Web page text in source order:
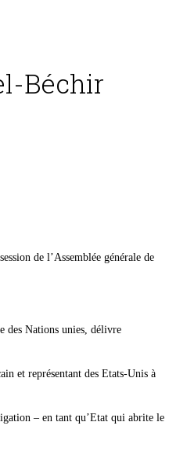
Béchir
de l’Assemblée générale de
des Nations unies, délivre
et représentant des Etats-Unis à
– en tant qu’Etat qui abrite le